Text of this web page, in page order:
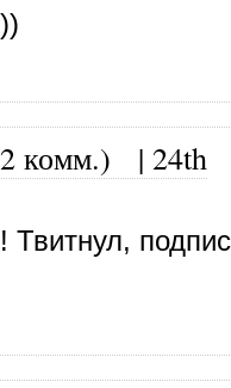
комм.) | 24th
Твитнул,